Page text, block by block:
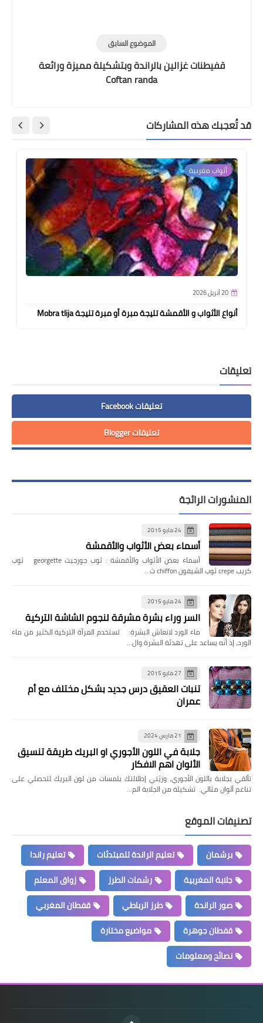
الموضوع السابق
قفيطنات غزالين بالراندة وبتشكيلة مميزة ورائعة
Coftan randa
قد تُعجبك هذه المشاركات
أثواب مغربية
20 أبريل 2026
أنواع الأثواب و الأقمشة تليجة مبرة أو مبرة تليجة Mobra tlija
تعليقات
تعليقات Facebook
تعليقات Blogger
المنشورات الرائجة
24 مايو 2015
أسماء بعض الأثواب والأقمشة
أسماء بعض الأثواب والأقمشة : ثوب جورجيت georgette ثوب
كريب crepe ثوب الشيفون chiffon ث…
24 مايو 2015
السر وراء بشرة مشرقة لنجوم الشاشة التركية
ماء الورد لانعاش البشرة: تستخدم المرأة التركية الكثير من ماء
الورد، إذ أنّه يساعد على تهدئة البشرة وال…
27 مايو 2015
تنبات العقيق درس جديد بشكل مختلف مع أم
عمران
21 مارس 2024
جلابة في اللون الأجوري او البريك طريقة تنسيق
الألوان اهم الافكار
تألقي بجلابة باللون الأجوري، وزيّني إطلالتك بلمسات من لون البريك لتحصلي على
تناغم ألوان مثالي. تشكيلة من الجلابة الم…
تصنيفات الموقع
برشمان تعليم الراندة للمبتدئات
تعليم راندا
جلابة المغربية
رشمات الطرز
زواق المعلم
صور الراندة
طرز الرباطي
قفطان المغربي
قفطان جوهرة
مواضيع مختارة
نصائح ومعلومات